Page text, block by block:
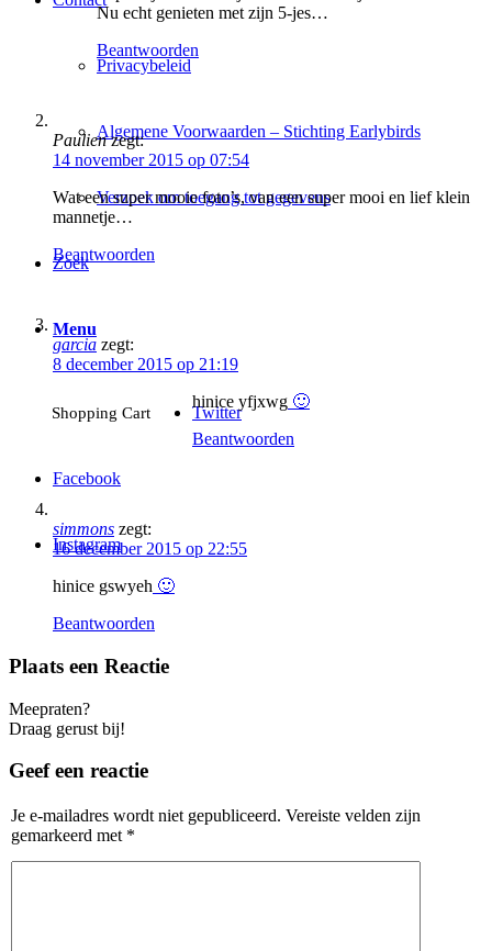
Privacybeleid
Algemene Voorwaarden – Stichting Earlybirds
Verzoek om toegang tot gegevens
Zoek
Menu
Shopping Cart Twitter
Facebook
Instagram
Nu echt genieten met zijn 5-jes…
Beantwoorden
Paulien zegt:
14 november 2015 op 07:54
Wat een super mooie foto’s, van een super mooi en lief klein
mannetje…
Beantwoorden
garcia zegt:
8 december 2015 op 21:19
hinice yfjxwg 🙂
Beantwoorden
simmons zegt:
16 december 2015 op 22:55
hinice gswyeh 🙂
Beantwoorden
Plaats een Reactie
Meepraten?
Draag gerust bij!
Geef een reactie
Je e-mailadres wordt niet gepubliceerd. Vereiste velden zijn
gemarkeerd met *